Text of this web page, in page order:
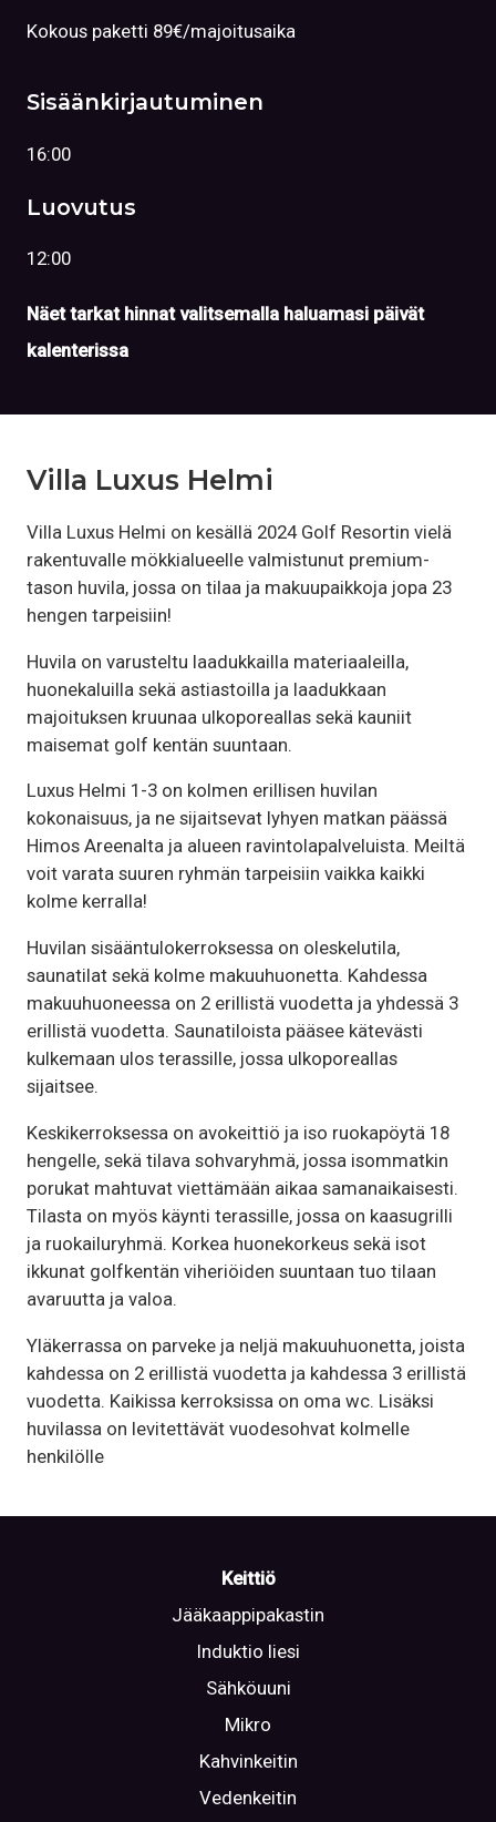
Kokous paketti 89€/majoitusaika
Sisäänkirjautuminen
16:00
Luovutus
12:00
Näet tarkat hinnat valitsemalla haluamasi päivät
kalenterissa
Villa Luxus Helmi
Villa Luxus Helmi on kesällä 2024 Golf Resortin vielä
rakentuvalle mökkialueelle valmistunut premium-
tason huvila, jossa on tilaa ja makuupaikkoja jopa 23
hengen tarpeisiin!
Huvila on varusteltu laadukkailla materiaaleilla,
huonekaluilla sekä astiastoilla ja laadukkaan
majoituksen kruunaa ulkoporeallas sekä kauniit
maisemat golf kentän suuntaan.
Luxus Helmi 1-3 on kolmen erillisen huvilan
kokonaisuus, ja ne sijaitsevat lyhyen matkan päässä
Himos Areenalta ja alueen ravintolapalveluista. Meiltä
voit varata suuren ryhmän tarpeisiin vaikka kaikki
kolme kerralla!
Huvilan sisääntulokerroksessa on oleskelutila,
saunatilat sekä kolme makuuhuonetta. Kahdessa
makuuhuoneessa on 2 erillistä vuodetta ja yhdessä 3
erillistä vuodetta. Saunatiloista pääsee kätevästi
kulkemaan ulos terassille, jossa ulkoporeallas
sijaitsee.
Keskikerroksessa on avokeittiö ja iso ruokapöytä 18
hengelle, sekä tilava sohvaryhmä, jossa isommatkin
porukat mahtuvat viettämään aikaa samanaikaisesti.
Tilasta on myös käynti terassille, jossa on kaasugrilli
ja ruokailuryhmä. Korkea huonekorkeus sekä isot
ikkunat golfkentän viheriöiden suuntaan tuo tilaan
avaruutta ja valoa.
Yläkerrassa on parveke ja neljä makuuhuonetta, joista
kahdessa on 2 erillistä vuodetta ja kahdessa 3 erillistä
vuodetta. Kaikissa kerroksissa on oma wc. Lisäksi
huvilassa on levitettävät vuodesohvat kolmelle
henkilölle
Keittiö
Jääkaappipakastin
Induktio liesi
Sähköuuni
Mikro
Kahvinkeitin
Vedenkeitin